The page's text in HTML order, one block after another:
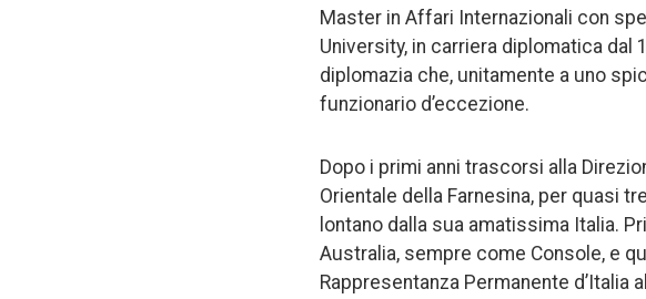
Master in Affari Internazionali con
University, in carriera diplomatica dal
diplomazia che, unitamente a uno
funzionario d’eccezione.
Dopo i primi anni trascorsi alla
Orientale della Farnesina, per quasi
lontano dalla sua amatissima Italia.
Australia, sempre come Console, e
Rappresentanza Permanente